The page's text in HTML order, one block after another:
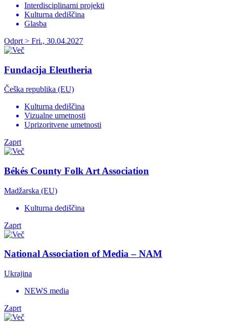
Interdisciplinarni projekti
Kulturna dediščina
Glasba
Odprt > Fri., 30.04.2027
Fundacija Eleutheria
Češka republika (EU)
Kulturna dediščina
Vizualne umetnosti
Uprizoritvene umetnosti
Zaprt
Békés County Folk Art Association
Madžarska (EU)
Kulturna dediščina
Zaprt
National Association of Media – NAM
Ukrajina
NEWS media
Zaprt